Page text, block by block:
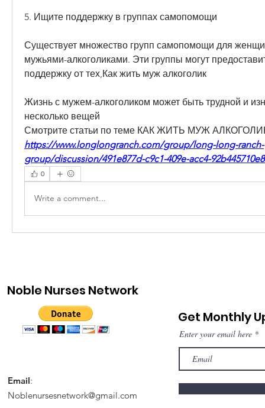
5. Ищите поддержку в группах самопомощи
Существует множество групп самопомощи для
мужьями-алкоголиками. Эти группы могут
поддержку от тех,Как жить муж алкоголик
Жизнь с мужем-алкоголиком может быть трудной и
несколько вещей
Смотрите статьи по теме КАК ЖИТЬ МУЖ
https://www.longlongranch.com/group/long-long-ranch-
group/discussion/491e877d-c9c1-409e-acc4-
0
Write a comment...
Noble Nurses Network
Email:
Noblenursesnetwork@gmail.com
Get Monthly
Enter your email here